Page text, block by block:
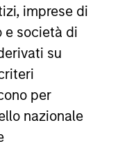
imprese di
e società di
su
per
nazionale
sono disponibili
o ai regolamenti
di rischio. Si
fund, fondi
Il rating
gestiti,
5 stelle, al